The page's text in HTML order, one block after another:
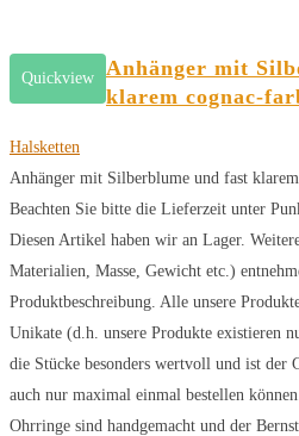
Quickview
Anhänger mit
klarem cognac-
Halsketten
Anhänger mit Silberblume und fast
Beachten Sie bitte die Lieferzeit unter
Diesen Artikel haben wir an Lager.
Materialien, Masse, Gewicht etc.)
Produktbeschreibung. Alle unsere
Unikate (d.h. unsere Produkte existieren
die Stücke besonders wertvoll und ist der
auch nur maximal einmal bestellen
Ohrringe sind handgemacht und der